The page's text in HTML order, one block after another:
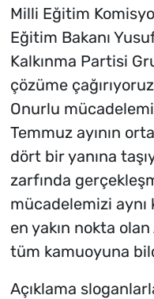
Milli Eğitim
Eğitim Bakanı
Kalkınma Partisi
çözüme
Onurlu
Temmuz ayının
dört bir yanına
zarfında
mücadelemizi aynı
en yakın nokta olan
tüm kamuoyuna
Açıklama